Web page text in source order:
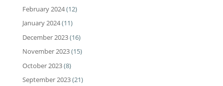
February 2024(12)
January 2024(11)
December 2023(16)
November 2023(15)
October 2023(8)
September 2023(21)